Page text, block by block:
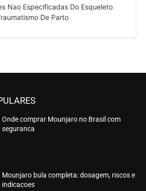
Nao Especificadas Do Esqueleto
De Parto
Onde comprar Mounjaro no Brasil com
seguranca
Mounjaro bula completa: dosagem, riscos e
indicacoes